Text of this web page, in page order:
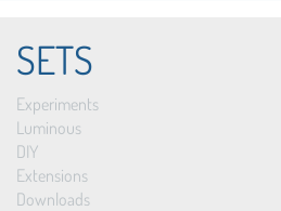
SETS
Experiments
Luminous
DIY
Extensions
Downloads